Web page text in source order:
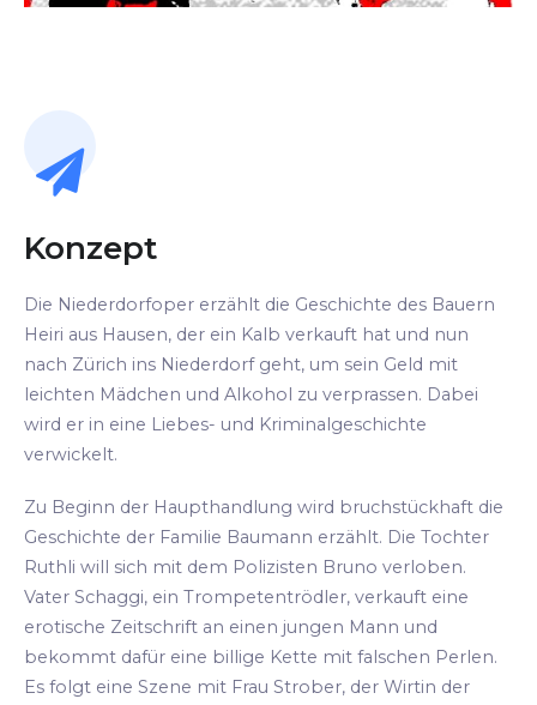
Konzept
Die Niederdorfoper erzählt die Geschichte des Bauern
Heiri aus Hausen, der ein Kalb verkauft hat und nun
nach Zürich ins Niederdorf geht, um sein Geld mit
leichten Mädchen und Alkohol zu verprassen. Dabei
wird er in eine Liebes- und Kriminalgeschichte
verwickelt.
Zu Beginn der Haupthandlung wird bruchstückhaft die
Geschichte der Familie Baumann erzählt. Die Tochter
Ruthli will sich mit dem Polizisten Bruno verloben.
Vater Schaggi, ein Trompetentrödler, verkauft eine
erotische Zeitschrift an einen jungen Mann und
bekommt dafür eine billige Kette mit falschen Perlen.
Es folgt eine Szene mit Frau Strober, der Wirtin der